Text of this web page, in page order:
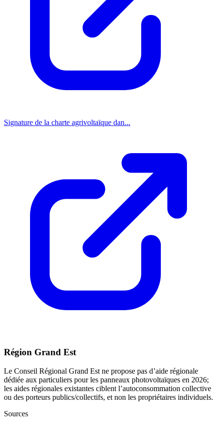
Signature de la charte agrivoltaïque dan...
Région Grand Est
Le Conseil Régional Grand Est ne propose pas d’aide régionale
dédiée aux particuliers pour les panneaux photovoltaïques en 2026;
les aides régionales existantes ciblent l’autoconsommation collective
ou des porteurs publics/collectifs, et non les propriétaires individuels.
Sources